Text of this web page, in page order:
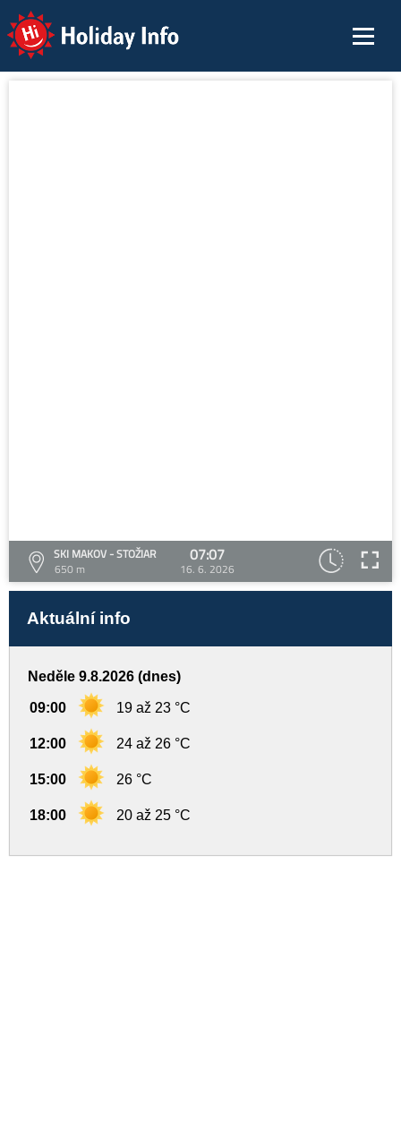
Holiday Info
SKI MAKOV - STOŽIAR
650 m
07:07
16. 6. 2026
Aktuální info
Neděle 9.8.2026 (dnes)
09:00 19 až 23 °C
12:00 24 až 26 °C
15:00 26 °C
18:00 20 až 25 °C